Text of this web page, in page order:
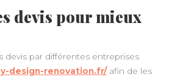
devis pour mieux
devis par différentes entreprises
design-renovation.fr/ afin de les